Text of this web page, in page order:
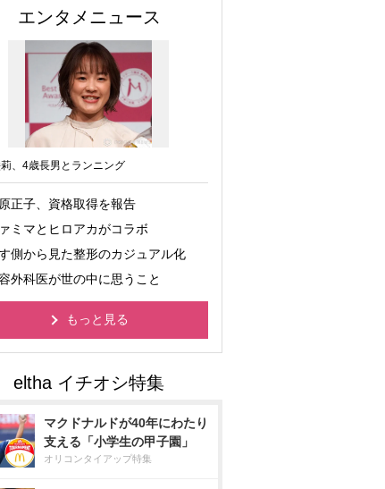
エンタメニュース
、4歳長男とランニング
正子、資格取得を報告
ミマとヒロアカがコラボ
側から見た整形のカジュアル化
外科医が世の中に思うこと
もっと見る
マクドナルドが40年にわたり
支える「小学生の甲子園」
オリコンタイアップ特集